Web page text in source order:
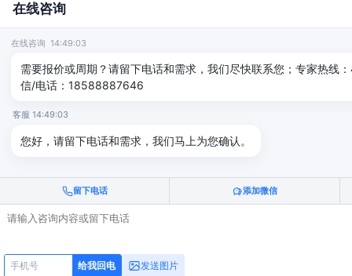
在线咨询
在线咨询 14:49:03
需要报价或周期？请留下电话和需求，我们尽快联系您；专家热线
信/电话：18588887646
客服 14:49:03
您好，请留下电话和需求，我们马上为您确认。
留下电话 添加微信
给我回电 发送图片